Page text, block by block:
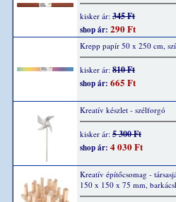
kisker ár: 345 Ft
shop ár: 290 Ft
Krepp papír 50 x 250 cm,
kisker ár: 810 Ft
shop ár: 665 Ft
Kreatív készlet - szélforgó
kisker ár: 5 300 Ft
shop ár: 4 030 Ft
Kreatív építőcsomag -
150 x 150 x 75 mm,